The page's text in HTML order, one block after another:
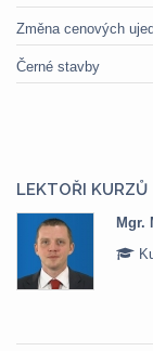
Změna cenových
Černé stavby
LEKTOŘI KURZŮ
Mgr.